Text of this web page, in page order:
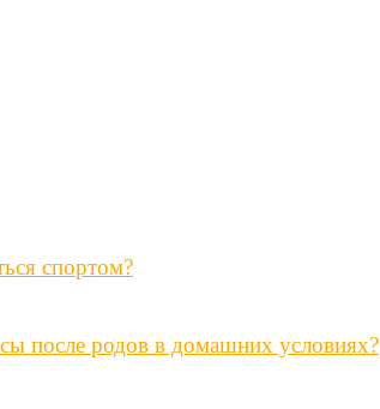
спортом?
после родов в домашних условиях?